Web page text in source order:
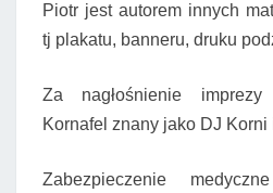
Piotr jest autorem innych
tj plakatu, banneru, druku
Za nagłośnienie imprezy
Kornafel znany jako DJ Korni
Zabezpieczenie